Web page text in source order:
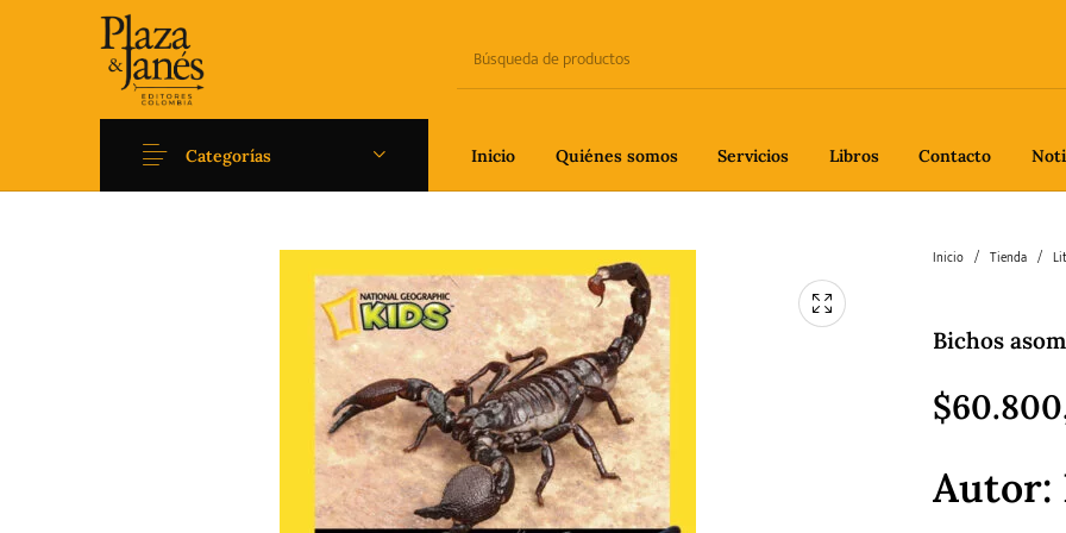
Inicio Quiénes somos Servicios Libros Contacto
Categorías
Ficción Filosofía Gastronomía
Literatura universal y
Clásicos
Pedagogía
Inicio / Tienda /
Bichos
$
Autor: